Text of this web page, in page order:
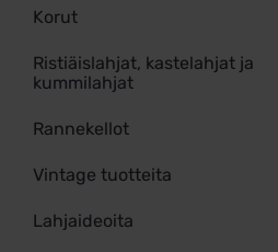
Korut
Ristiäislahjat, kastelahjat ja
kummilahjat
Rannekellot
Vintage tuotteita
Lahjaideoita